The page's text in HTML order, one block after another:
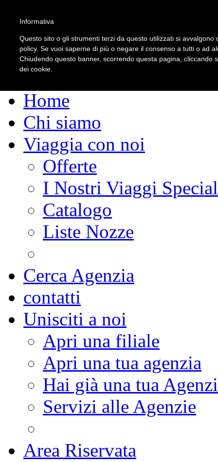
Home
Chi siamo
Viaggia con noi
Offerte
I Nostri Viaggi
Catalogo
Liste Nozze
Cerca Agenzia
contatti
Unisciti a noi
Apri una filiale
Apri una tua agenzia
Hai già una tua
Servizi alle Agenzie
Area Riservata
Informativa
Questo sito o gli strumenti terzi da questo utilizzati si
policy. Se vuoi saperne di più o negare il consenso a tutti o ad
Chiudendo questo banner, scorrendo questa pagina, cliccando
dei cookie.